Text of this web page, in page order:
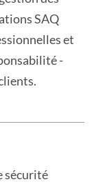
SAQ
et
-
sécurité